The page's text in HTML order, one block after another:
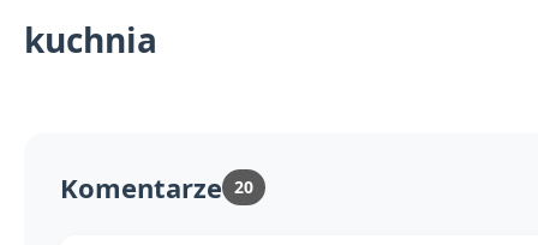
kuchnia
Komentarze 20